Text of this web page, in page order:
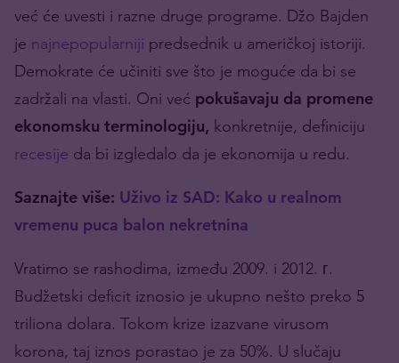
već će uvesti i razne druge programe. Džo Bajden
je najnepopularniji predsednik u američkoj istoriji.
Demokrate će učiniti sve što je moguće da bi se
zadržali na vlasti. Oni već pokušavaju da promene
ekonomsku terminologiju, konkretnije, definiciju
recesije da bi izgledalo da je ekonomija u redu.
Saznajte više: Uživo iz SAD: Kako u realnom
vremenu puca balon nekretnina
Vratimo se rashodima, između 2009. i 2012. г.
Budžetski deficit iznosio je ukupno nešto preko 5
triliona dolara. Tokom krize izazvane virusom
korona, taj iznos porastao je za 50%. U slučaju